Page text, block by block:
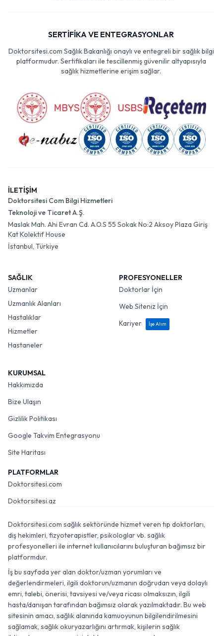
SERTİFİKA VE ENTEGRASYONLAR
Doktorsitesi.com Sağlık Bakanlığı onaylı ve entegreli bir sağlık bilgi
platformudur. Sertifikaları ile tescillenmiş güvenilir altyapısıyla
sağlık hizmetlerine erişim sağlar.
İLETİŞİM
Doktorsitesi Com Bilgi Hizmetleri
Teknoloji ve Ticaret A.Ş.
Maslak Mah. Ahi Evran Cd. A.O.S 55 Sokak No:2 Aksoy Plaza Giriş
Kat Kolektif House
İstanbul, Türkiye
SAĞLIK
Uzmanlar
Uzmanlık Alanları
Hastalıklar
Hizmetler
Hastaneler
PROFESYONELLER
Doktorlar İçin
Web Siteniz İçin
Kariyer
İşe Alım
KURUMSAL
Hakkımızda
Bize Ulaşın
Gizlilik Politikası
Google Takvim Entegrasyonu
Site Haritası
PLATFORMLAR
Doktorsitesi.com
Doktorsitesi.az
Doktorsitesi.com sağlık sektöründe hizmet veren tıp doktorları,
diş hekimleri, fizyoterapistler, psikologlar vb. sağlık
profesyonelleri ile internet kullanıcılarını buluşturan bağımsız bir
platformdur.
İş bu sayfada yer alan doktor/uzman yorumları ve
değerlendirmeleri, ilgili doktorun/uzmanın doğrudan veya dolaylı
emri, talebi, önerisi, tavsiyesi ve/veya ricası olmaksızın, ilgili
hasta/danışan tarafından bağımsız olarak yazılmaktadır. Bu web
sitesinin amacı, sağlık alanında kamuoyunun bilgilendirilmesini
sağlamak, sağlık okuryazarlığını artırmak, kişilerin sağlık